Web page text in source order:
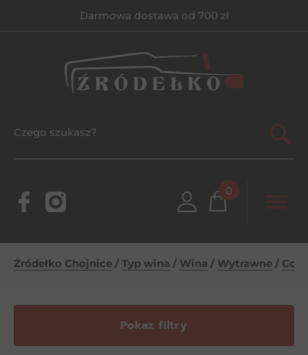
Darmowa dostawa od 700 zł
0
Źródełko Chojnice / Typ wina / Wina / Wytrawne /
Pokaz filtry